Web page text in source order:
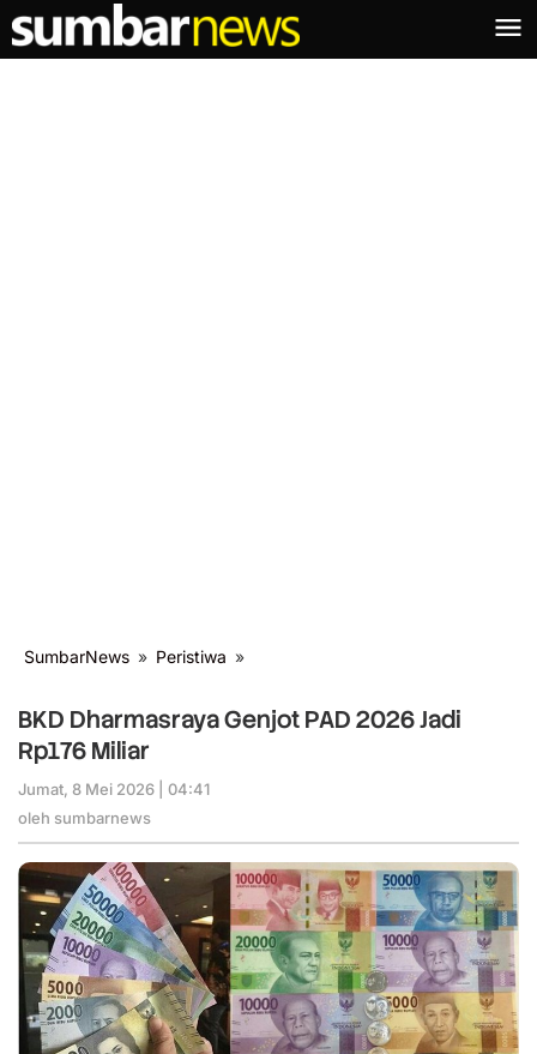
Lewati
ke
konten
SumbarNews » Peristiwa »
Genjot
PAD
BKD Dharmasraya Genjot PAD 2026 Jadi
Rp176 Miliar
Jumat, 8 Mei 2026 | 04:41
oleh sumbarnews